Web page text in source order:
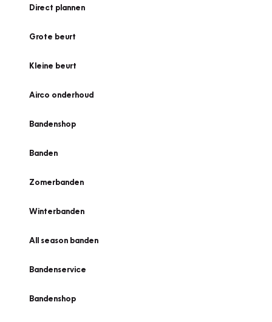
Direct plannen
Grote beurt
Kleine beurt
Airco onderhoud
Bandenshop
Banden
Zomerbanden
Winterbanden
All season banden
Bandenservice
Bandenshop